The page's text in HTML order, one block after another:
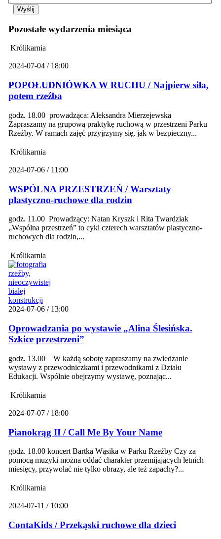
Pozostałe wydarzenia miesiąca
Królikarnia
2024-07-04 / 18:00
POPOŁUDNIÓWKA W RUCHU / Najpierw siła,
potem rzeźba
godz. 18.00 prowadząca: Aleksandra Mierzejewska
Zapraszamy na grupową praktykę ruchową w przestrzeni Parku
Rzeźby. W ramach zajęć przyjrzymy się, jak w bezpieczny...
Królikarnia
2024-07-06 / 11:00
WSPÓLNA PRZESTRZEŃ / Warsztaty
plastyczno-ruchowe dla rodzin
godz. 11.00 Prowadzący: Natan Kryszk i Rita Twardziak
„Wspólna przestrzeń” to cykl czterech warsztatów plastyczno-
ruchowych dla rodzin,...
Królikarnia
2024-07-06 / 13:00
Oprowadzania po wystawie „Alina Ślesińska.
Szkice przestrzeni”
godz. 13.00 W każdą sobotę zapraszamy na zwiedzanie
wystawy z przewodniczkami i przewodnikami z Działu
Edukacji. Wspólnie obejrzymy wystawę, poznając...
Królikarnia
2024-07-07 / 18:00
Pianokrąg II / Call Me By Your Name
godz. 18.00 koncert Bartka Wąsika w Parku Rzeźby Czy za
pomocą muzyki można oddać charakter przemijających letnich
miesięcy, przywołać nie tylko obrazy, ale też zapachy?...
Królikarnia
2024-07-11 / 10:00
ContaKids / Przekąski ruchowe dla dzieci